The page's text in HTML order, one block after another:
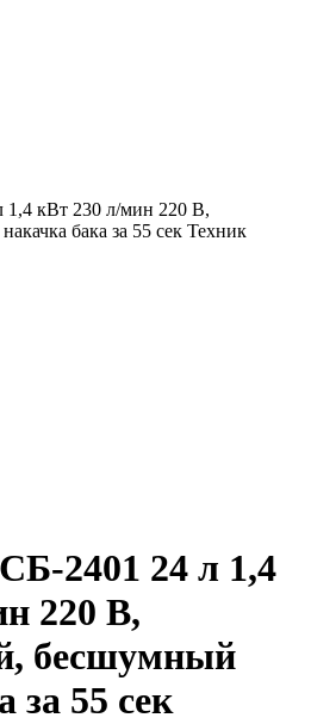
1,4 кВт 230 л/мин 220 В,
бака за 55 сек Техник
2401 24 л 1,4
220 В,
бесшумный
за 55 сек